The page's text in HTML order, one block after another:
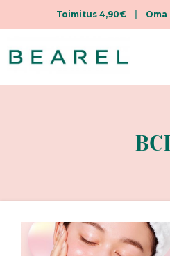
Toimitus 4,90€|
sisältöön